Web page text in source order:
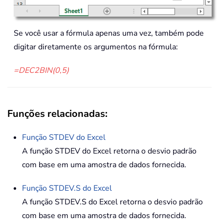
Se você usar a fórmula apenas uma vez, também pode
digitar diretamente os argumentos na fórmula:
=DEC2BIN(0,5)
Funções relacionadas:
Função STDEVdo Excel
A função STDEV do Excel retorna o desvio padrão
com base em uma amostra de dados fornecida.
Função STDEV.Sdo Excel
A função STDEV.S do Excel retorna o desvio padrão
com base em uma amostra de dados fornecida.